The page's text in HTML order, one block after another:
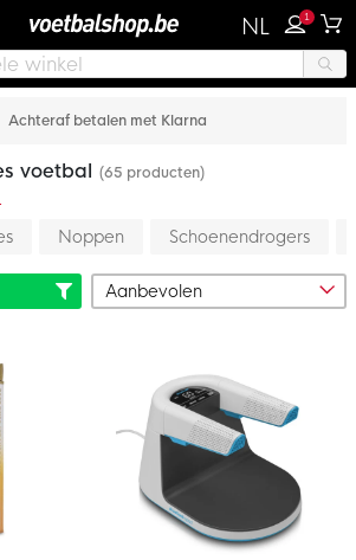
NL 1
Achteraf betalen met Klarna
voetbal (65 producten)
Noppen Schoenendrogers